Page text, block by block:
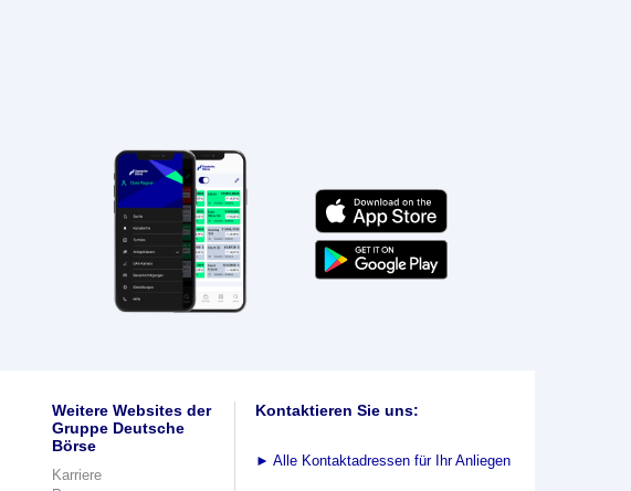
Weitere Websites der
Gruppe Deutsche
Börse
Karriere
Kontaktieren Sie uns:
► Alle Kontaktadressen für Ihr Anliegen